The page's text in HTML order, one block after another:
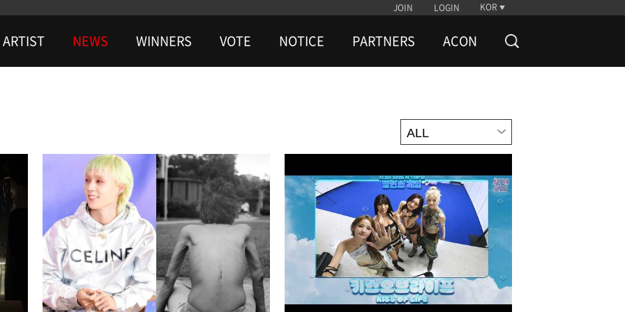
JOIN LOGIN KOR
ARTIST NEWS WINNERS VOTE NOTICE PARTNERS ACON
ALL